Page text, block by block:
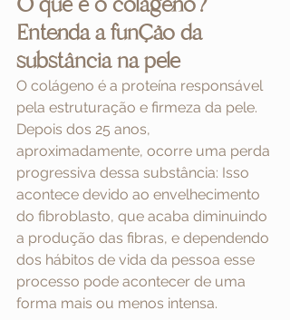
Entenda a função da
substância na pele
O colágeno é a proteína responsável
pela estruturação e firmeza da pele.
Depois dos 25 anos,
aproximadamente, ocorre uma perda
progressiva dessa substância: Isso
acontece devido ao envelhecimento
do fibroblasto, que acaba diminuindo
a produção das fibras, e dependendo
dos hábitos de vida da pessoa esse
processo pode acontecer de uma
forma mais ou menos intensa.